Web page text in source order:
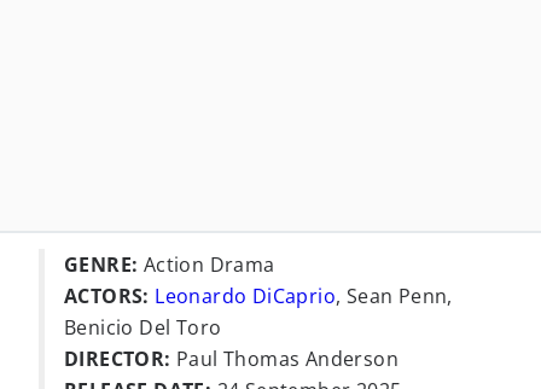
GENRE: Action Drama
ACTORS: Leonardo DiCaprio, Sean Penn,
Benicio Del Toro
DIRECTOR: Paul Thomas Anderson